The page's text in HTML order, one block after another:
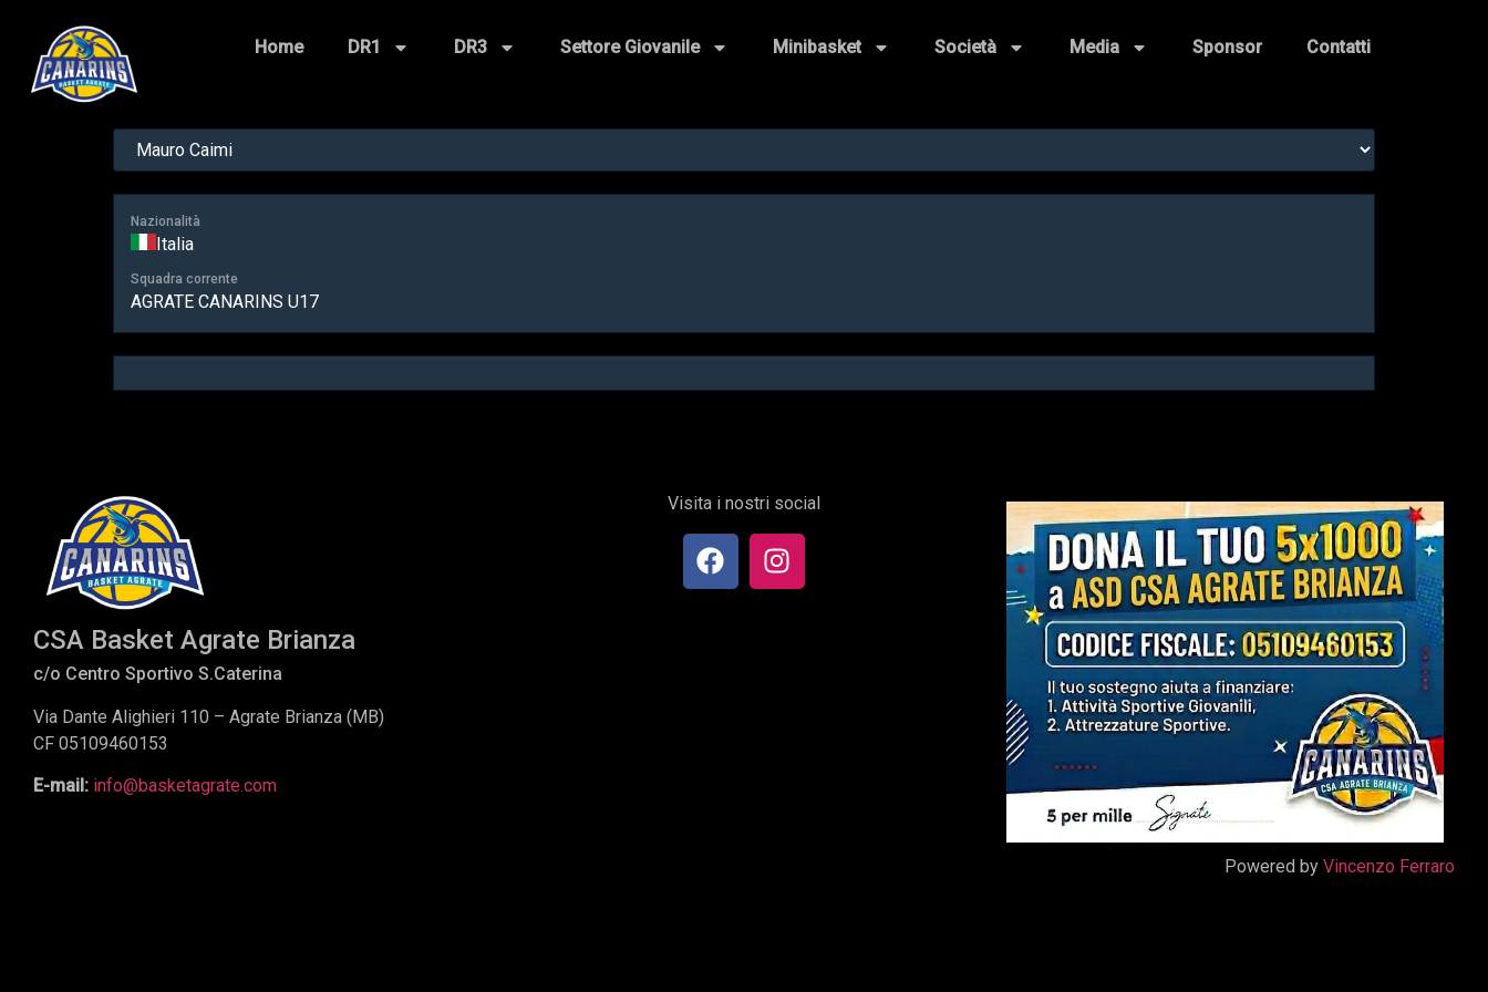
Home DR1 DR3 Settore Giovanile Minibasket Società Media Sponsor Contatti
Nazionalità
Italia
Squadra corrente
AGRATE CANARINS U17
CSA Basket Agrate Brianza
c/o Centro Sportivo S.Caterina
Via Dante Alighieri 110 – Agrate Brianza (MB)
CF 05109460153
E-mail: info@basketagrate.com
Visita i nostri social
Powered by Vincenzo Ferraro